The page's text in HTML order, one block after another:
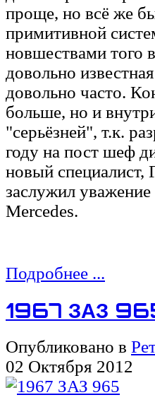
проще, но всё же
примитивной
новшествами того
довольно
довольно часто.
больше, но и
"серьёзней", т.к.
году на пост шеф
новый специалист,
заслужил
Mercedes.
Подробнее ...
1967 ЗАЗ
Опубликовано в
02 Октября 2012